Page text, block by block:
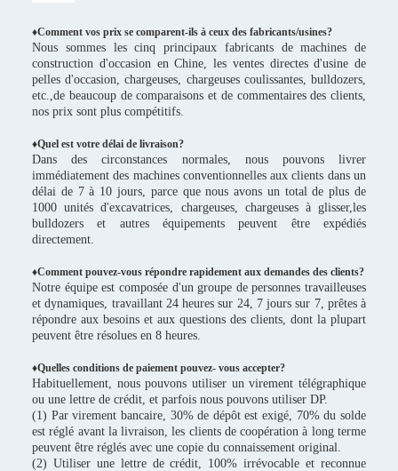
♦Comment vos prix se comparent-ils à ceux des fabricants/usines?
Nous sommes les cinq principaux fabricants de machines de
construction d'occasion en Chine, les ventes directes d'usine de
pelles d'occasion, chargeuses, chargeuses coulissantes, bulldozers,
etc.,de beaucoup de comparaisons et de commentaires des clients,
nos prix sont plus compétitifs.
♦Quel est votre délai de livraison?
Dans des circonstances normales, nous pouvons livrer
immédiatement des machines conventionnelles aux clients dans un
délai de 7 à 10 jours, parce que nous avons un total de plus de
1000 unités d'excavatrices, chargeuses, chargeuses à glisser,les
bulldozers et autres équipements peuvent être expédiés
directement.
♦Comment pouvez-vous répondre rapidement aux demandes des clients?
Notre équipe est composée d'un groupe de personnes travailleuses
et dynamiques, travaillant 24 heures sur 24, 7 jours sur 7, prêtes à
répondre aux besoins et aux questions des clients, dont la plupart
peuvent être résolues en 8 heures.
♦Quelles conditions de paiement pouvez- vous accepter?
Habituellement, nous pouvons utiliser un virement télégraphique
ou une lettre de crédit, et parfois nous pouvons utiliser DP.
(1) Par virement bancaire, 30% de dépôt est exigé, 70% du solde
est réglé avant la livraison, les clients de coopération à long terme
peuvent être réglés avec une copie du connaissement original.
(2) Utiliser une lettre de crédit, 100% irrévocable et reconnue